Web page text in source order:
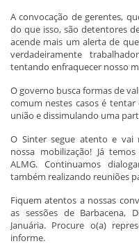
A convocação de gerentes,
do que isso, são detentores
acende mais um alerta de
verdadeiramente
tentando enfraquecer nosso
O governo busca formas de
comum nestes casos é
união e dissimulando uma
O Sinter segue atento e vai
nossa mobilização! Já
ALMG. Continuamos
também realizando reuniões
Fiquem atentos a nossas
as sessões de Barbacena,
Januária. Procure o(a)
informe.